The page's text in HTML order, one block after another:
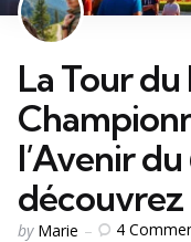
La Tour du
l’Avenir
découvrez
Posted
by Marie 4